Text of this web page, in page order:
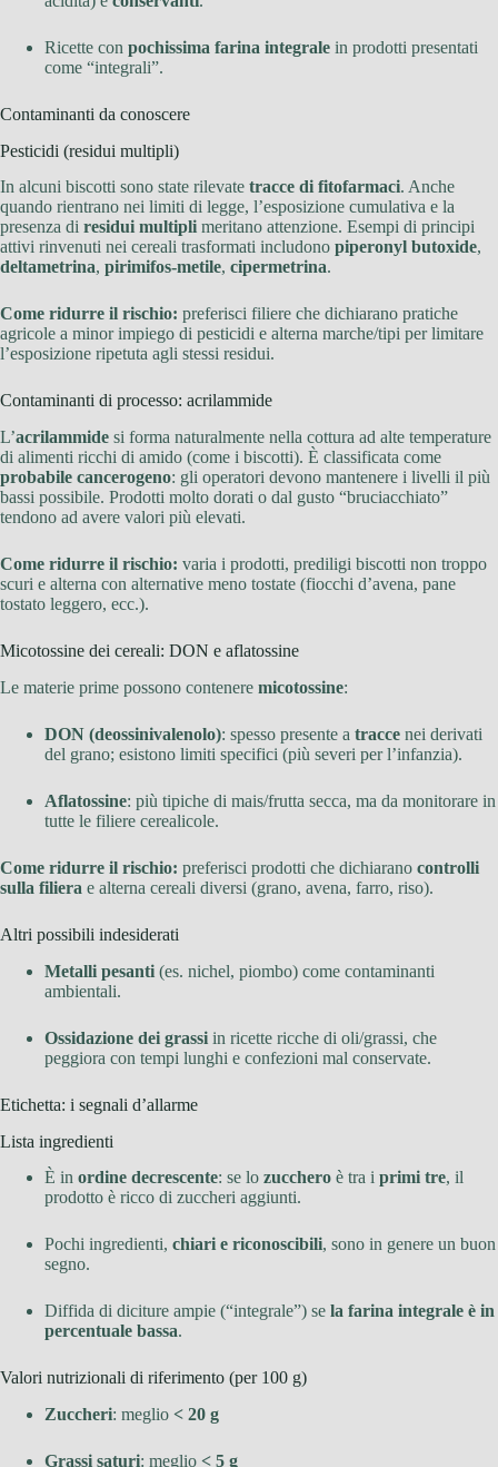
Ricette con pochissima farina integrale in prodotti presentati
come “integrali”.
Contaminanti da conoscere
Pesticidi (residui multipli)
In alcuni biscotti sono state rilevate tracce di fitofarmaci. Anche
quando rientrano nei limiti di legge, l’esposizione cumulativa e la
presenza di residui multipli meritano attenzione. Esempi di principi
attivi rinvenuti nei cereali trasformati includono piperonyl butoxide,
deltametrina, pirimifos-metile, cipermetrina.
Come ridurre il rischio: preferisci filiere che dichiarano pratiche
agricole a minor impiego di pesticidi e alterna marche/tipi per limitare
l’esposizione ripetuta agli stessi residui.
Contaminanti di processo: acrilammide
L’acrilammide si forma naturalmente nella cottura ad alte temperature
di alimenti ricchi di amido (come i biscotti). È classificata come
probabile cancerogeno: gli operatori devono mantenere i livelli il più
bassi possibile. Prodotti molto dorati o dal gusto “bruciacchiato”
tendono ad avere valori più elevati.
Come ridurre il rischio: varia i prodotti, prediligi biscotti non troppo
scuri e alterna con alternative meno tostate (fiocchi d’avena, pane
tostato leggero, ecc.).
Micotossine dei cereali: DON e aflatossine
Le materie prime possono contenere micotossine:
DON (deossinivalenolo): spesso presente a tracce nei derivati
del grano; esistono limiti specifici (più severi per l’infanzia).
Aflatossine: più tipiche di mais/frutta secca, ma da monitorare in
tutte le filiere cerealicole.
Come ridurre il rischio: preferisci prodotti che dichiarano controlli
sulla filiera e alterna cereali diversi (grano, avena, farro, riso).
Altri possibili indesiderati
Metalli pesanti (es. nichel, piombo) come contaminanti
ambientali.
Ossidazione dei grassi in ricette ricche di oli/grassi, che
peggiora con tempi lunghi e confezioni mal conservate.
Etichetta: i segnali d’allarme
Lista ingredienti
È in ordine decrescente: se lo zucchero è tra i primi tre, il
prodotto è ricco di zuccheri aggiunti.
Pochi ingredienti, chiari e riconoscibili, sono in genere un buon
segno.
Diffida di diciture ampie (“integrale”) se la farina integrale è in
percentuale bassa.
Valori nutrizionali di riferimento (per 100 g)
Zuccheri: meglio < 20 g
Grassi saturi: meglio < 5 g